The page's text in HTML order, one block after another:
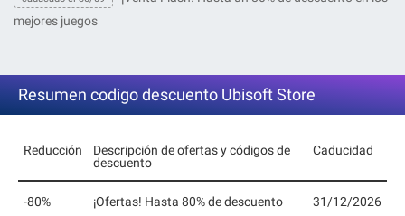
mejores juegos
Resumen codigo descuento Ubisoft Store
Reducción
Descripción de ofertas y códigos de
descuento
Caducidad
-80% ¡Ofertas! Hasta 80% de descuento 31/12/2026